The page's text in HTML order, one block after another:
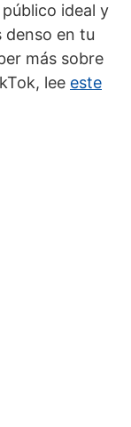
ideal y
denso en tu
más sobre
lee este